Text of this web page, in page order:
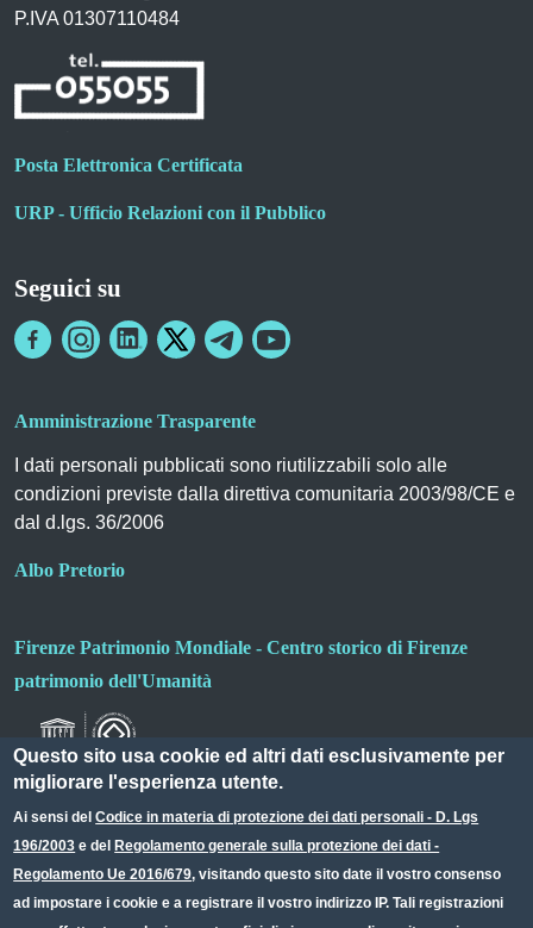
P.IVA 01307110484
Posta Elettronica Certificata
URP - Ufficio Relazioni con il Pubblico
Seguici su
Amministrazione Trasparente
I dati personali pubblicati sono riutilizzabili solo alle
condizioni previste dalla direttiva comunitaria 2003/98/CE e
dal d.lgs. 36/2006
Albo Pretorio
Firenze Patrimonio Mondiale - Centro storico di Firenze
patrimonio dell'Umanità
Small prints
Useful links section
Redazione web
Questo sito usa cookie ed altri dati esclusivamente per
migliorare l'esperienza utente.
Ai sensi delCodice in materia di protezione dei dati personali - D. Lgs
196/2003 e del Regolamento generale sulla protezione dei dati -
Regolamento Ue 2016/679, visitando questo sito date il vostro consenso
ad impostare i cookie e a registrare il vostro indirizzo IP. Tali registrazioni